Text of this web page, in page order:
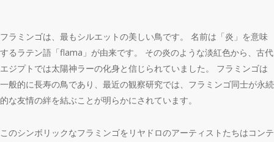
フラミンゴは、最もシルエットの美しい鳥です。 名前は「炎」を意味
するラテン語「flama」が由来です。 その炎のような淡紅色から、古代
エジプトでは太陽神ラーの化身と信じられていました。 フラミンゴは
一般的に長寿の鳥であり、最近の観察研究では、フラミンゴ同士が永続
的な友情の絆を結ぶことが明らかにされています。
このシンボリックなフラミンゴをリヤドロのアーティストたちはコンテ